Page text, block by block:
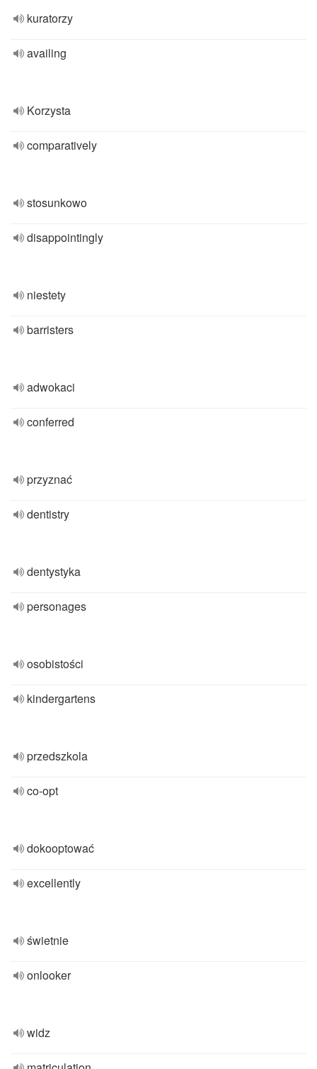
kuratorzy
availing
Korzysta
comparatively
stosunkowo
disappointingly
niestety
barristers
adwokaci
conferred
przyznać
dentistry
dentystyka
personages
osobistości
kindergartens
przedszkola
co-opt
dokooptować
excellently
świetnie
onlooker
widz